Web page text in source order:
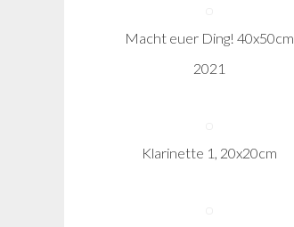
Macht euer Ding! 40x50cm
2021
Klarinette 1, 20x20cm